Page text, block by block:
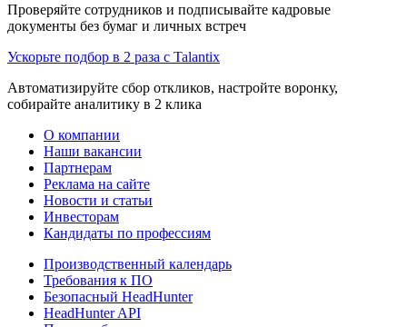
Проверяйте сотрудников и подписывайте кадровые
документы без бумаг и личных встреч
Ускорьте подбор в 2 раза с Talantix
Автоматизируйте сбор откликов, настройте воронку,
собирайте аналитику в 2 клика
О компании
Наши вакансии
Партнерам
Реклама на сайте
Новости и статьи
Инвесторам
Кандидаты по профессиям
Производственный календарь
Требования к ПО
Безопасный HeadHunter
HeadHunter API